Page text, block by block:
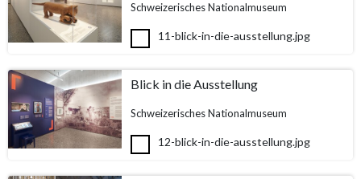
Schweizerisches Nationalmuseum
11-blick-in-die-ausstellung.jpg
Blick in die Ausstellung
Schweizerisches Nationalmuseum
12-blick-in-die-ausstellung.jpg